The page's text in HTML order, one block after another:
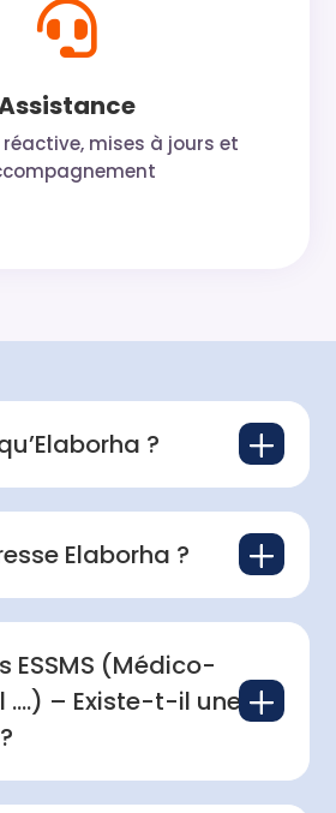

mises à jours et
L
?
L
Elaborha ?
L
ESSMS (Médico-
….) – Existe-t-il une